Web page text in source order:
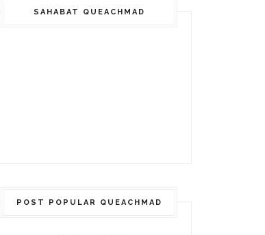
SAHABAT QUEACHMAD
POST POPULAR QUEACHMAD